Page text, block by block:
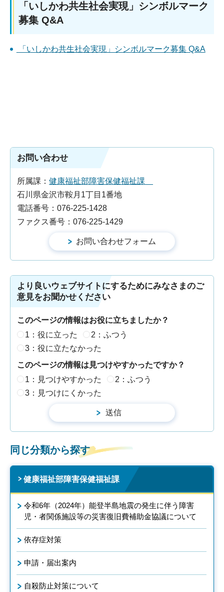
「いしかわ共生社会実現」シンボルマーク
募集 Q&A
「いしかわ共生社会実現」シンボルマーク募集 Q&A
お問い合わせ
所属課： 健康福祉部障害保健福祉課
石川県金沢市鞍月1丁目1番地
電話番号：076-225-1428
ファクス番号：076-225-1429
より良いウェブサイトにするためにみなさまのご
意見をお聞かせください
このページの情報はお役に立ちましたか？
1：役に立った
2：ふつう
3：役に立たなかった
このページの情報は見つけやすかったですか？
1：見つけやすかった
2：ふつう
3：見つけにくかった
同じ分類から探す
健康福祉部障害保健福祉課
令和6年（2024年）能登半島地震の発生に伴う障害
児・者関係施設等の災害復旧費補助金協議について
依存症対策
申請・届出案内
自殺防止対策について